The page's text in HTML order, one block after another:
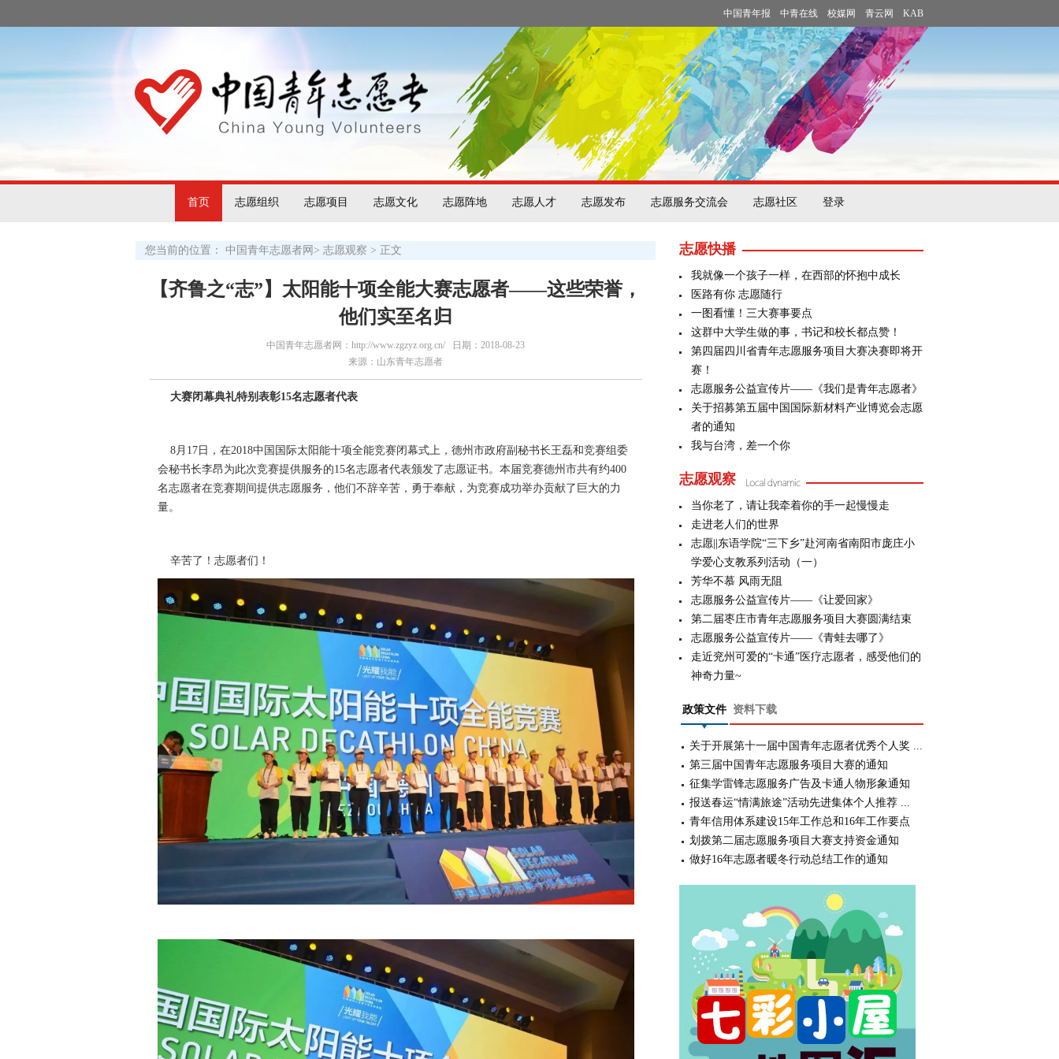
中国青年报 中青在线 校媒网 青云网 KAB
首页 志愿组织 志愿项目 志愿文化 志愿阵地 志愿人才 志愿发布 志愿服务交流会 志愿社区 登录
您当前的位置： 中国青年志愿者网 > 志愿观察 > 正文
【齐鲁之“志”】太阳能十项全能大赛志愿者——这些荣誉，
他们实至名归
中国青年志愿者网：http://www.zgzyz.org.cn/ 日期：2018-08-23
来源： 山东青年志愿者
大赛闭幕典礼特别表彰15名志愿者代表
8月17日，在2018中国国际太阳能十项全能竞赛闭幕式上，德州市政府副秘书长王磊和竞赛组委
会秘书长李昂为此次竞赛提供服务的15名志愿者代表颁发了志愿证书。本届竞赛德州市共有约400
名志愿者在竞赛期间提供志愿服务，他们不辞辛苦，勇于奉献，为竞赛成功举办贡献了巨大的力
量。
辛苦了！志愿者们！
志愿快播
我就像一个孩子一样，在西部的怀抱中成长
医路有你 志愿随行
一图看懂！三大赛事要点
这群中大学生做的事，书记和校长都点赞！
第四届四川省青年志愿服务项目大赛决赛即将开
赛！
志愿服务公益宣传片——《我们是青年志愿者》
关于招募第五届中国国际新材料产业博览会志愿
者的通知
我与台湾，差一个你
志愿观察
当你老了，请让我牵着你的手一起慢慢走
走进老人们的世界
志愿||东语学院“三下乡”赴河南省南阳市庞庄小
学爱心支教系列活动（一）
芳华不慕 风雨无阻
志愿服务公益宣传片——《让爱回家》
第二届枣庄市青年志愿服务项目大赛圆满结束
志愿服务公益宣传片——《青蛙去哪了》
走近兖州可爱的“卡通”医疗志愿者，感受他们的
神奇力量~
政策文件 资料下载
关于开展第十一届中国青年志愿者优秀个人奖 ...
第三届中国青年志愿服务项目大赛的通知
征集学雷锋志愿服务广告及卡通人物形象通知
报送春运“情满旅途”活动先进集体个人推荐 ...
青年信用体系建设15年工作总和16年工作要点
划拨第二届志愿服务项目大赛支持资金通知
做好16年志愿者暖冬行动总结工作的通知